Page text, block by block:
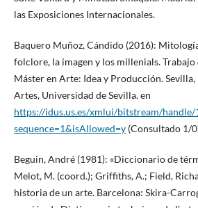
las Exposiciones Internacionales.
Baquero Muñoz, Cándido (2016):
folclore, la imagen y los millenials. Trabajo
Máster en Arte: Idea y Producción. Sevilla,
Artes, Universidad de Sevilla. en
https://idus.us.es/xmlui/bitstream/
sequence=1&isAllowed=y(Consultado 1/
Beguin, André (1981): «Diccionario de
Melot, M. (coord.); Griffiths, A.; Field,
historia de un arte. Barcelona: Skira-